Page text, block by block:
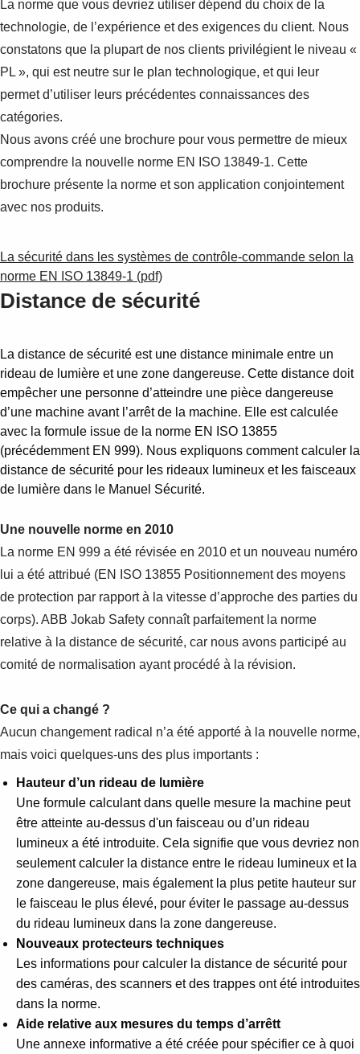
La norme que vous devriez utiliser dépend du choix de la
technologie, de l’expérience et des exigences du client. Nous
constatons que la plupart de nos clients privilégient le niveau «
PL », qui est neutre sur le plan technologique, et qui leur
permet d’utiliser leurs précédentes connaissances des
catégories.
Nous avons créé une brochure pour vous permettre de mieux
comprendre la nouvelle norme EN ISO 13849-1. Cette
brochure présente la norme et son application conjointement
avec nos produits.
La sécurité dans les systèmes de contrôle-commande selon la
norme EN ISO 13849-1 (pdf)
Distance de sécurité
La distance de sécurité est une distance minimale entre un
rideau de lumière et une zone dangereuse. Cette distance doit
empêcher une personne d’atteindre une pièce dangereuse
d’une machine avant l’arrêt de la machine. Elle est calculée
avec la formule issue de la norme EN ISO 13855
(précédemment EN 999). Nous expliquons comment calculer la
distance de sécurité pour les rideaux lumineux et les faisceaux
de lumière dans le Manuel Sécurité.
Une nouvelle norme en 2010
La norme EN 999 a été révisée en 2010 et un nouveau numéro
lui a été attribué (EN ISO 13855 Positionnement des moyens
de protection par rapport à la vitesse d’approche des parties du
corps). ABB Jokab Safety connaît parfaitement la norme
relative à la distance de sécurité, car nous avons participé au
comité de normalisation ayant procédé à la révision.
Ce qui a changé ?
Aucun changement radical n’a été apporté à la nouvelle norme,
mais voici quelques-uns des plus importants :
Hauteur d’un rideau de lumière
Une formule calculant dans quelle mesure la machine peut
être atteinte au-dessus d'un faisceau ou d’un rideau
lumineux a été introduite. Cela signifie que vous devriez non
seulement calculer la distance entre le rideau lumineux et la
zone dangereuse, mais également la plus petite hauteur sur
le faisceau le plus élevé, pour éviter le passage au-dessus
du rideau lumineux dans la zone dangereuse.
Nouveaux protecteurs techniques
Les informations pour calculer la distance de sécurité pour
des caméras, des scanners et des trappes ont été introduites
dans la norme.
Aide relative aux mesures du temps d’arrêtt
Une annexe informative a été créée pour spécifier ce à quoi